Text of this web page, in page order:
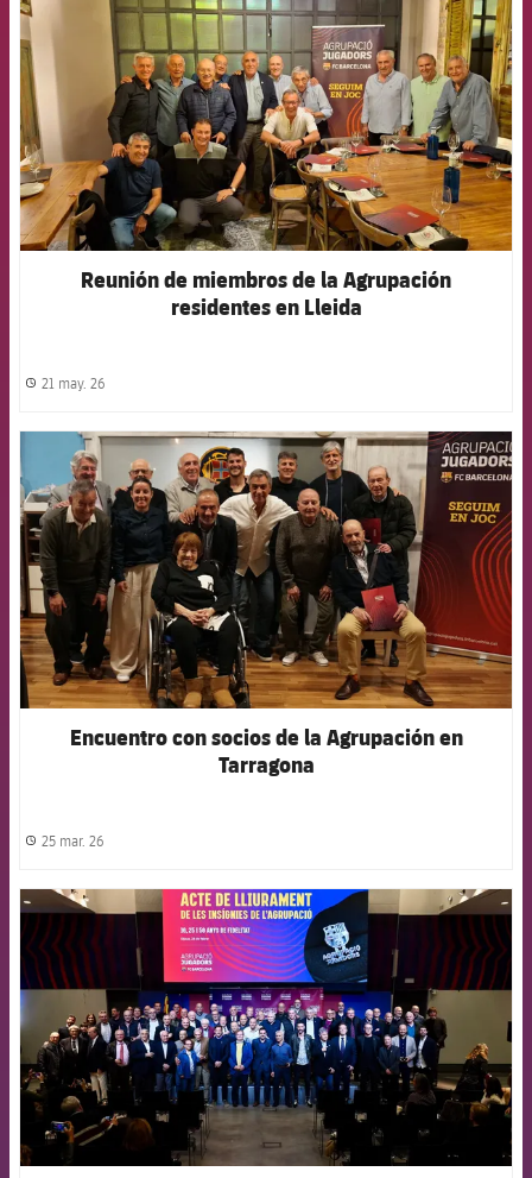
Reunión de miembros de la Agrupación
residentes en Lleida
label.share.clock
21 may. 26
FCB Barcelona badge
Encuentro con socios de la Agrupación en
Tarragona
label.share.clock
25 mar. 26
FCB Barcelona badge